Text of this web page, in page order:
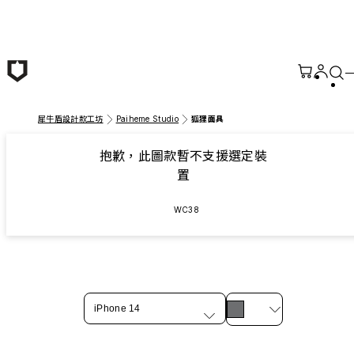
犀牛盾設計款工坊 Paiheme Studio 狐狸面具
抱歉，此圖款暫不支援選定裝
置
WC38
iPhone 14